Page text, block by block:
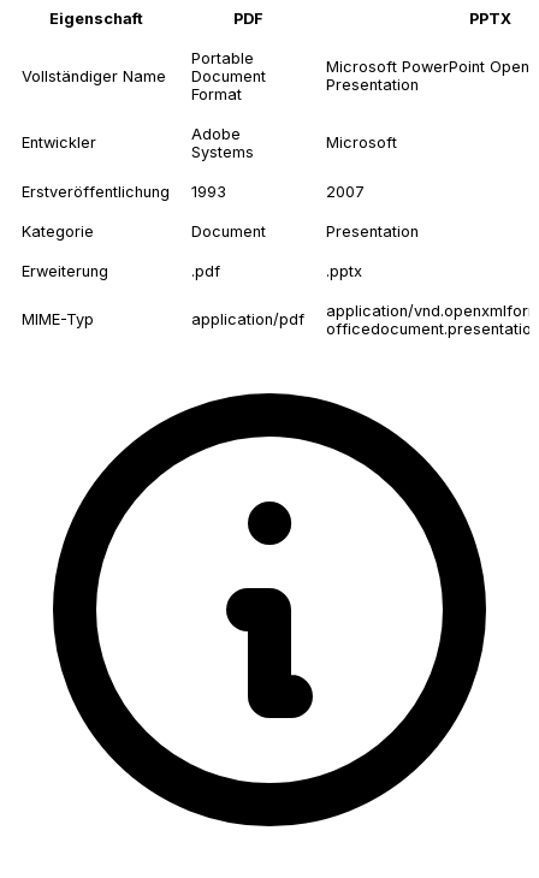
Eigenschaft PDF PPTX
Vollständiger Name
Portable
Document
Format
Microsoft PowerPoint Open
Presentation
Entwickler
Adobe
Systems
Microsoft
Erstveröffentlichung 1993 2007
Kategorie Document Presentation
Erweiterung .pdf .pptx
MIME-Typ application/pdf
application/